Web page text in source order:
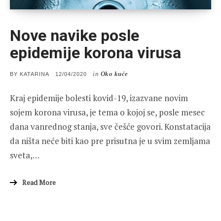
Nove navike posle
epidemije korona virusa
BY KATARINA
POSTED
12/04/2020 in Oko kuće
Kraj epidemije bolesti kovid-19, izazvane novim
sojem korona virusa, je tema o kojoj se, posle mesec
dana vanrednog stanja, sve češće govori. Konstatacija
da ništa neće biti kao pre prisutna je u svim zemljama
sveta,…
Read More